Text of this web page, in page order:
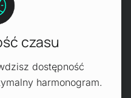
czasu
dostępność
harmonogram.